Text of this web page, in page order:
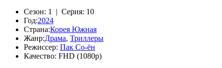
Сезон: 1 | Серия: 10
Год:2024
Страна:Корея Южная
Жанр:Драма, Триллеры
Режиссер: Пак Со-ён
Качество: FHD (1080p)